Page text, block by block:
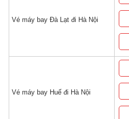
Vé máy bay Đà Lạt đi Hà Nội
Vé máy bay Huế đi Hà Nội